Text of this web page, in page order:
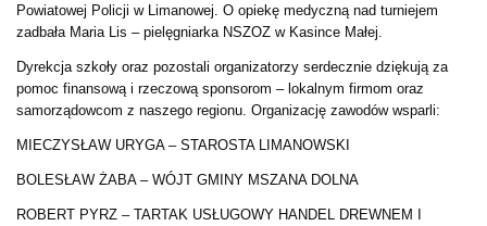
Powiatowej Policji w Limanowej. O opiekę medyczną nad turniejem
zadbała Maria Lis – pielęgniarka NSZOZ w Kasince Małej.
Dyrekcja szkoły oraz pozostali organizatorzy serdecznie dziękują za
pomoc finansową i rzeczową sponsorom – lokalnym firmom oraz
samorządowcom z naszego regionu. Organizację zawodów wsparli:
MIECZYSŁAW URYGA – STAROSTA LIMANOWSKI
BOLESŁAW ŻABA – WÓJT GMINY MSZANA DOLNA
ROBERT PYRZ – TARTAK USŁUGOWY HANDEL DREWNEM I